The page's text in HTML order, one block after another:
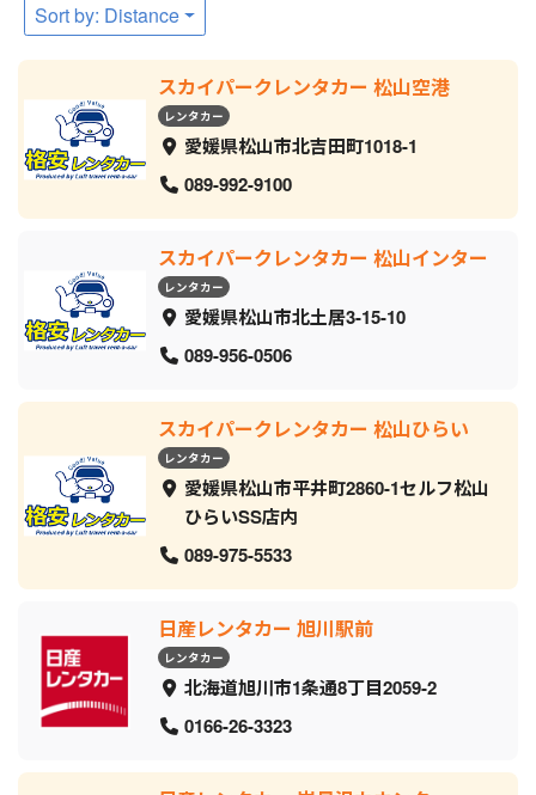
Sort by: Distance
スカイパークレンタカー 松山空港
レンタカー
愛媛県松山市北吉田町1018-1
089-992-9100
スカイパークレンタカー 松山インター
レンタカー
愛媛県松山市北土居3-15-10
089-956-0506
スカイパークレンタカー 松山ひらい
レンタカー
愛媛県松山市平井町2860-1セルフ松山
ひらいSS店内
089-975-5533
日産レンタカー 旭川駅前
レンタカー
北海道旭川市1条通8丁目2059‐2
0166-26-3323